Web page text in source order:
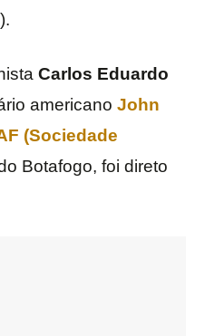
Carlos Eduardo
americano John
(Sociedade
Botafogo, foi direto